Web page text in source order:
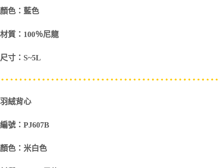
顏色：藍色
材質：100％尼龍
尺寸：S~5L
羽絨背心
編號：PJ607B
顏色：米白色